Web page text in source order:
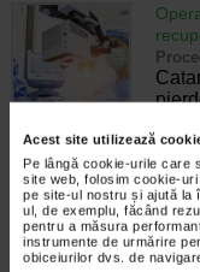
Acest site utilizează
Pe lângă cookie-urile care
site web, folosim cookie-
pe site-ul nostru și ajută la
ul, de exemplu, făcând
pentru a măsura
instrumente de urmărire
obiceiurilor dvs. de
ca
senila), iar la nivel
Timp de citire:5 minute,